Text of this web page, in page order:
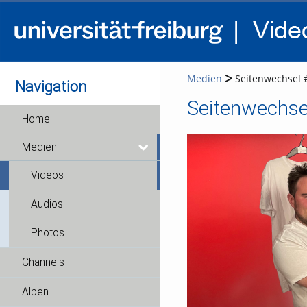
Navigation
Home
Medien
Videos
Audios
Photos
Channels
Alben
Medien Seitenwechsel